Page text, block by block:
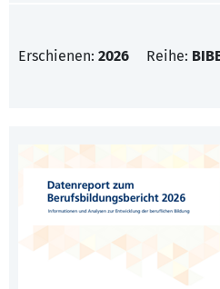
Erschienen: 2026 Reihe: